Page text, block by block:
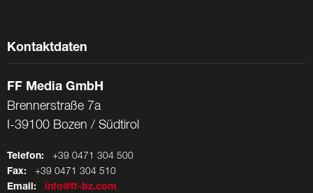
Kontaktdaten
FF Media GmbH
Brennerstraße 7a
I-39100 Bozen / Südtirol
Telefon: +39 0471 304 500
Fax: +39 0471 304 510
Email:
info@ff-bz.com